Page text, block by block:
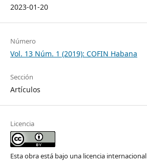
2023-01-20
Número
Vol. 13 Núm. 1 (2019): COFIN Habana
Sección
Artículos
Licencia
Esta obra está bajo una licencia internacional